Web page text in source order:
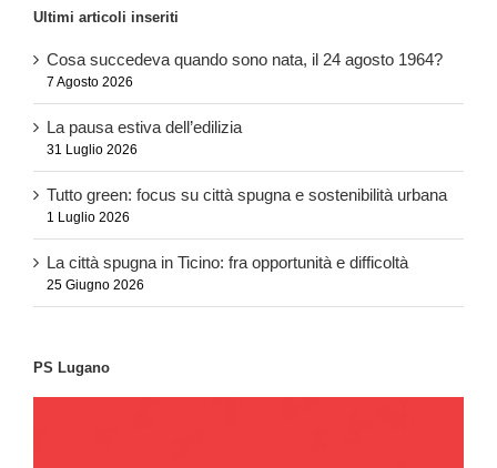
Ultimi articoli inseriti
Cosa succedeva quando sono nata, il 24 agosto 1964?
7 Agosto 2026
La pausa estiva dell’edilizia
31 Luglio 2026
Tutto green: focus su città spugna e sostenibilità urbana
1 Luglio 2026
La città spugna in Ticino: fra opportunità e difficoltà
25 Giugno 2026
PS Lugano